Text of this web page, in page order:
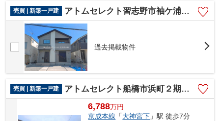
売買 | 新築一戸建 アトムセレクト習志野市袖ケ浦１１期１号棟
過去掲載物件
売買 | 新築一戸建 アトムセレクト船橋市浜町２期１号棟
6,788万円
京成本線 「大神宮下 」駅 徒歩7分